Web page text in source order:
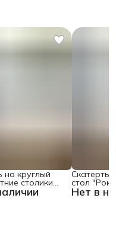
на круглый
столики
Нет в
Скатерть
стол
поляне",